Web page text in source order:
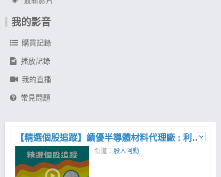
我的影音
購買記錄
播放記錄
我的直播
常見問題
【精選個股追蹤】績優半導體材料代理廠 : 利機 (3444)，營收逐季攀高，毛利卻連三降!? 原來問題在這裡....
頻道： 股人阿勳